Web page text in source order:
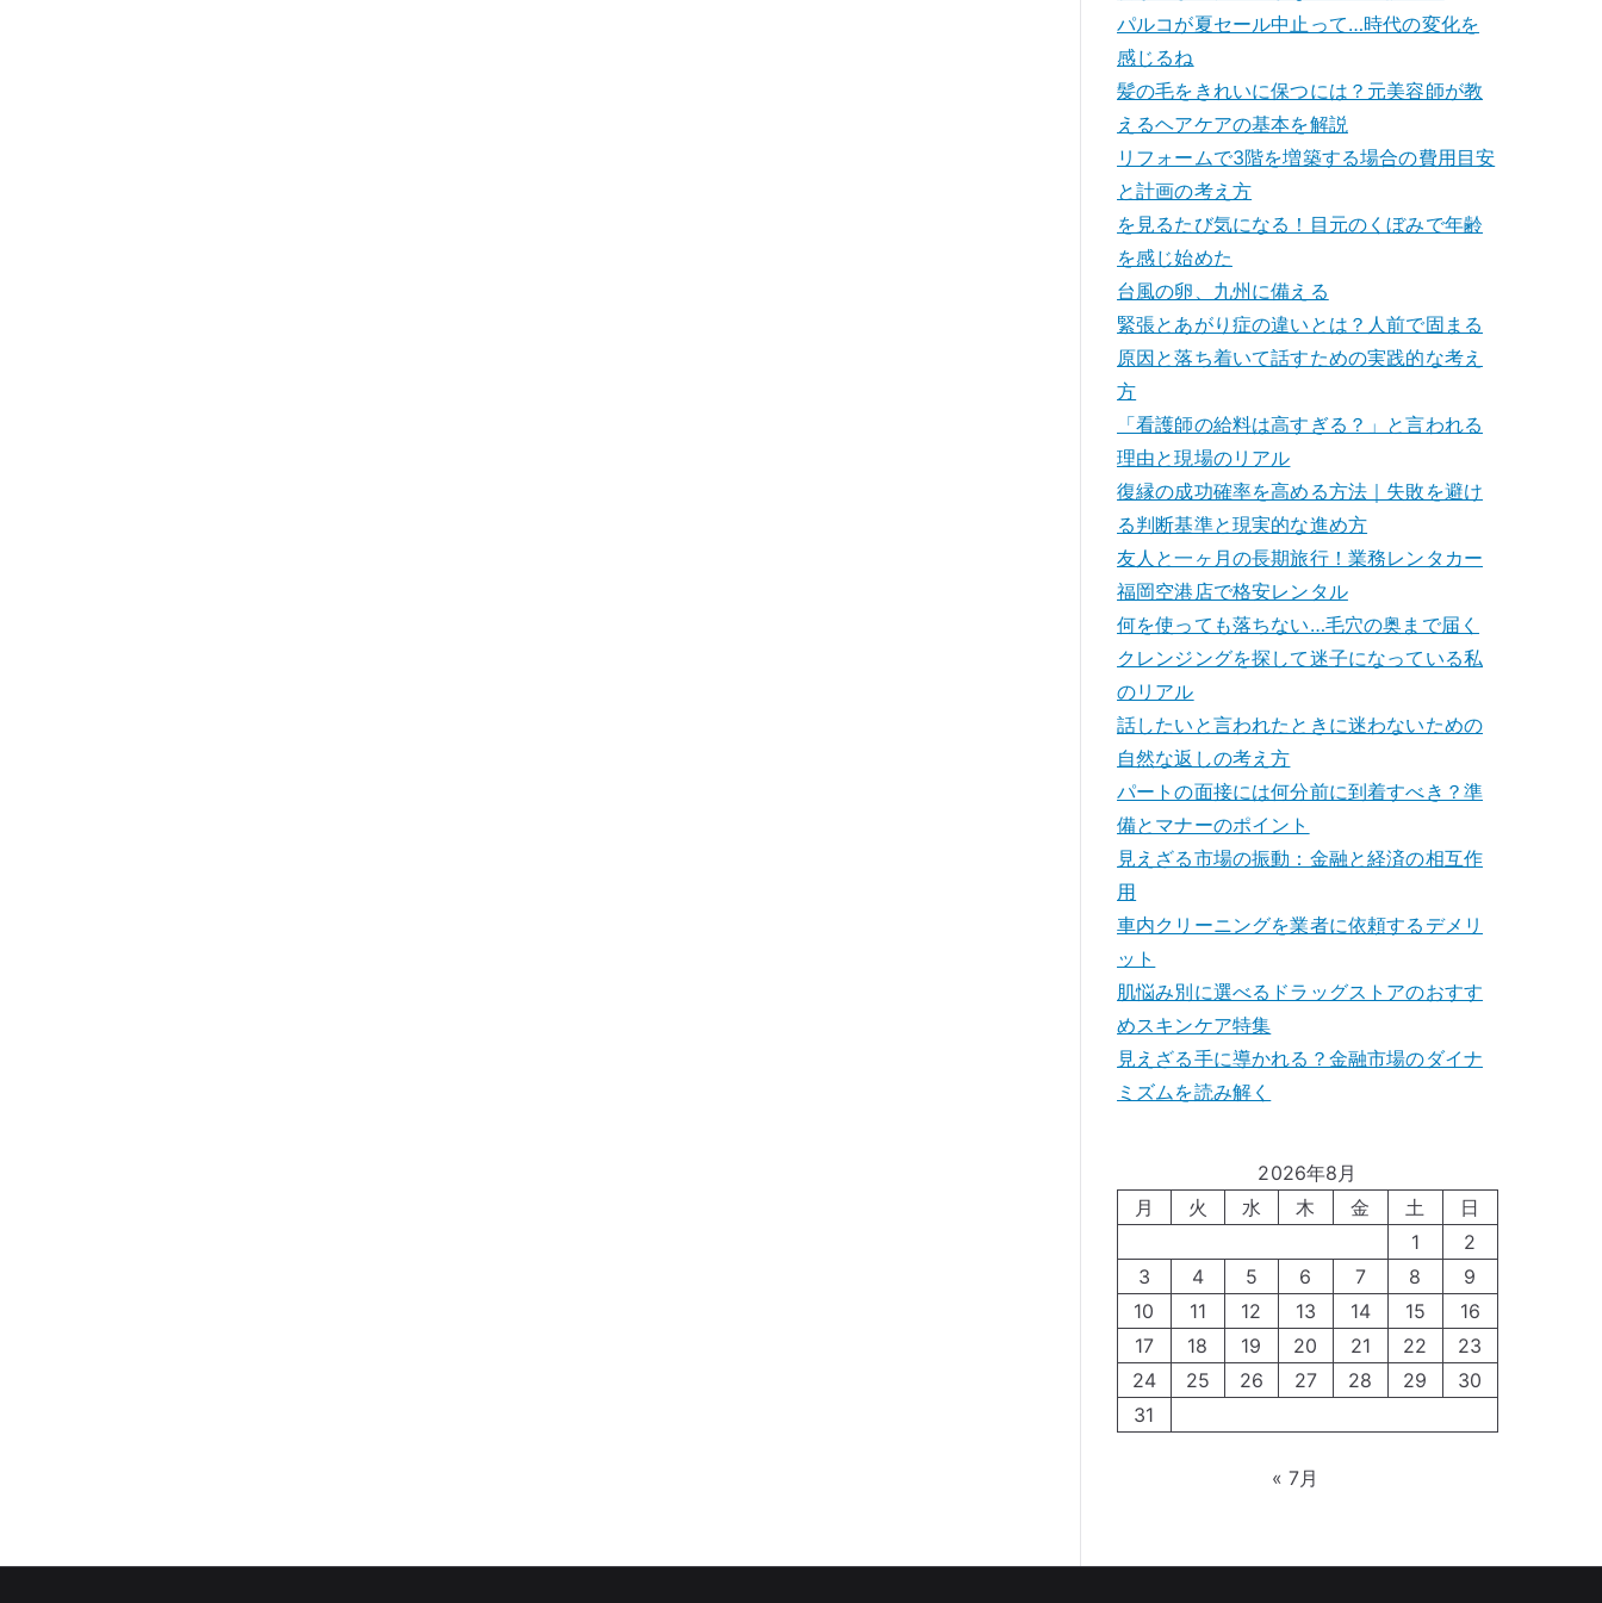
パルコが夏セール中止って…時代の変化を
感じるね
髪の毛をきれいに保つには？元美容師が教
えるヘアケアの基本を解説
リフォームで3階を増築する場合の費用目安
と計画の考え方
を見るたび気になる！目元のくぼみで年齢
を感じ始めた
台風の卵、九州に備える
緊張とあがり症の違いとは？人前で固まる
原因と落ち着いて話すための実践的な考え
方
「看護師の給料は高すぎる？」と言われる
理由と現場のリアル
復縁の成功確率を高める方法｜失敗を避け
る判断基準と現実的な進め方
友人と一ヶ月の長期旅行！業務レンタカー
福岡空港店で格安レンタル
何を使っても落ちない…毛穴の奥まで届く
クレンジングを探して迷子になっている私
のリアル
話したいと言われたときに迷わないための
自然な返しの考え方
パートの面接には何分前に到着すべき？準
備とマナーのポイント
見えざる市場の振動：金融と経済の相互作
用
車内クリーニングを業者に依頼するデメリ
ット
肌悩み別に選べるドラッグストアのおすす
めスキンケア特集
見えざる手に導かれる？金融市場のダイナ
ミズムを読み解く
2026年8月
月
火 水 木 金 土
日
1
2
3
4 5 6 7 8
9
10
11 12 13 14 15
16
17
18 19 20 21 22
23
24
25 26 27 28 29
30
31
« 7月